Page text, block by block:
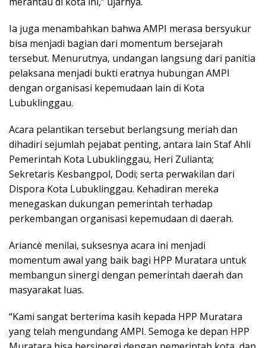
Ia juga menambahkan bahwa AMPI merasa bersyukur
bisa menjadi bagian dari momentum bersejarah
tersebut. Menurutnya, undangan langsung dari panitia
pelaksana menjadi bukti eratnya hubungan AMPI
dengan organisasi kepemudaan lain di Kota
Lubuklinggau.
Acara pelantikan tersebut berlangsung meriah dan
dihadiri sejumlah pejabat penting, antara lain Staf Ahli
Pemerintah Kota Lubuklinggau, Heri Zulianta;
Sekretaris Kesbangpol, Dodi; serta perwakilan dari
Dispora Kota Lubuklinggau. Kehadiran mereka
menegaskan dukungan pemerintah terhadap
perkembangan organisasi kepemudaan di daerah.
Ariancè menilai, suksesnya acara ini menjadi
momentum awal yang baik bagi HPP Muratara untuk
membangun sinergi dengan pemerintah daerah dan
masyarakat luas.
“Kami sangat berterima kasih kepada HPP Muratara
yang telah mengundang AMPI. Semoga ke depan HPP